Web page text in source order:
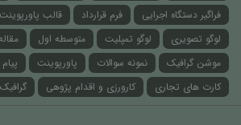
فراگیر دستگاه اجرایی
فرم قرارداد قالب پاورپوینت
لوگو تصویری
لوگو تمپلیت متوسطه اول
موشن گرافیک
نمونه سوالات پاورپوینت
کارت های تجاری
کارورزی و اقدام پژوهی